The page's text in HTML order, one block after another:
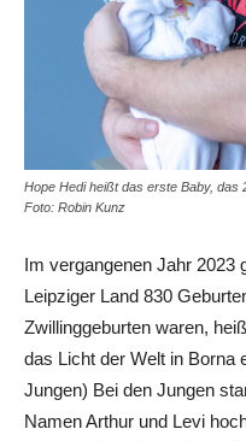
Hope Hedi heißt das erste Baby, das
Foto: Robin Kunz
Im vergangenen Jahr 2023
Leipziger Land 830
Zwillinggeburten waren,
das Licht der Welt in Borna
Jungen) Bei den Jungen
Namen Arthur und Levi